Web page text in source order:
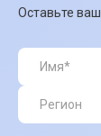
Оставьте